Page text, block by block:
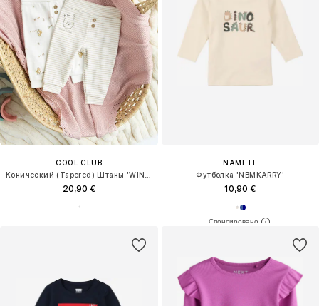
COOL CLUB
20,90 €
NAME IT
Футболка 'NBMKARRY'
10,90 €